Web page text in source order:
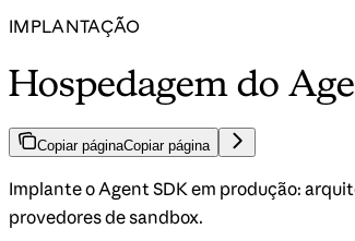
IMPLANTAÇÃO
Hospedagem do
Copiar páginaCopiar página
Implante o Agent SDK em produção:
provedores de sandbox.